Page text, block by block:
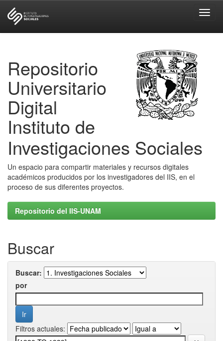
Repositorio
Universitario
Digital
Instituto de
Investigaciones Sociales
Un espacio para compartir materiales y recursos digitales
académicos producidos por los investigadores del IIS, en el
proceso de sus diferentes proyectos.
Repositorio del IIS-UNAM
Buscar
Buscar:
por
Filtros actuales: